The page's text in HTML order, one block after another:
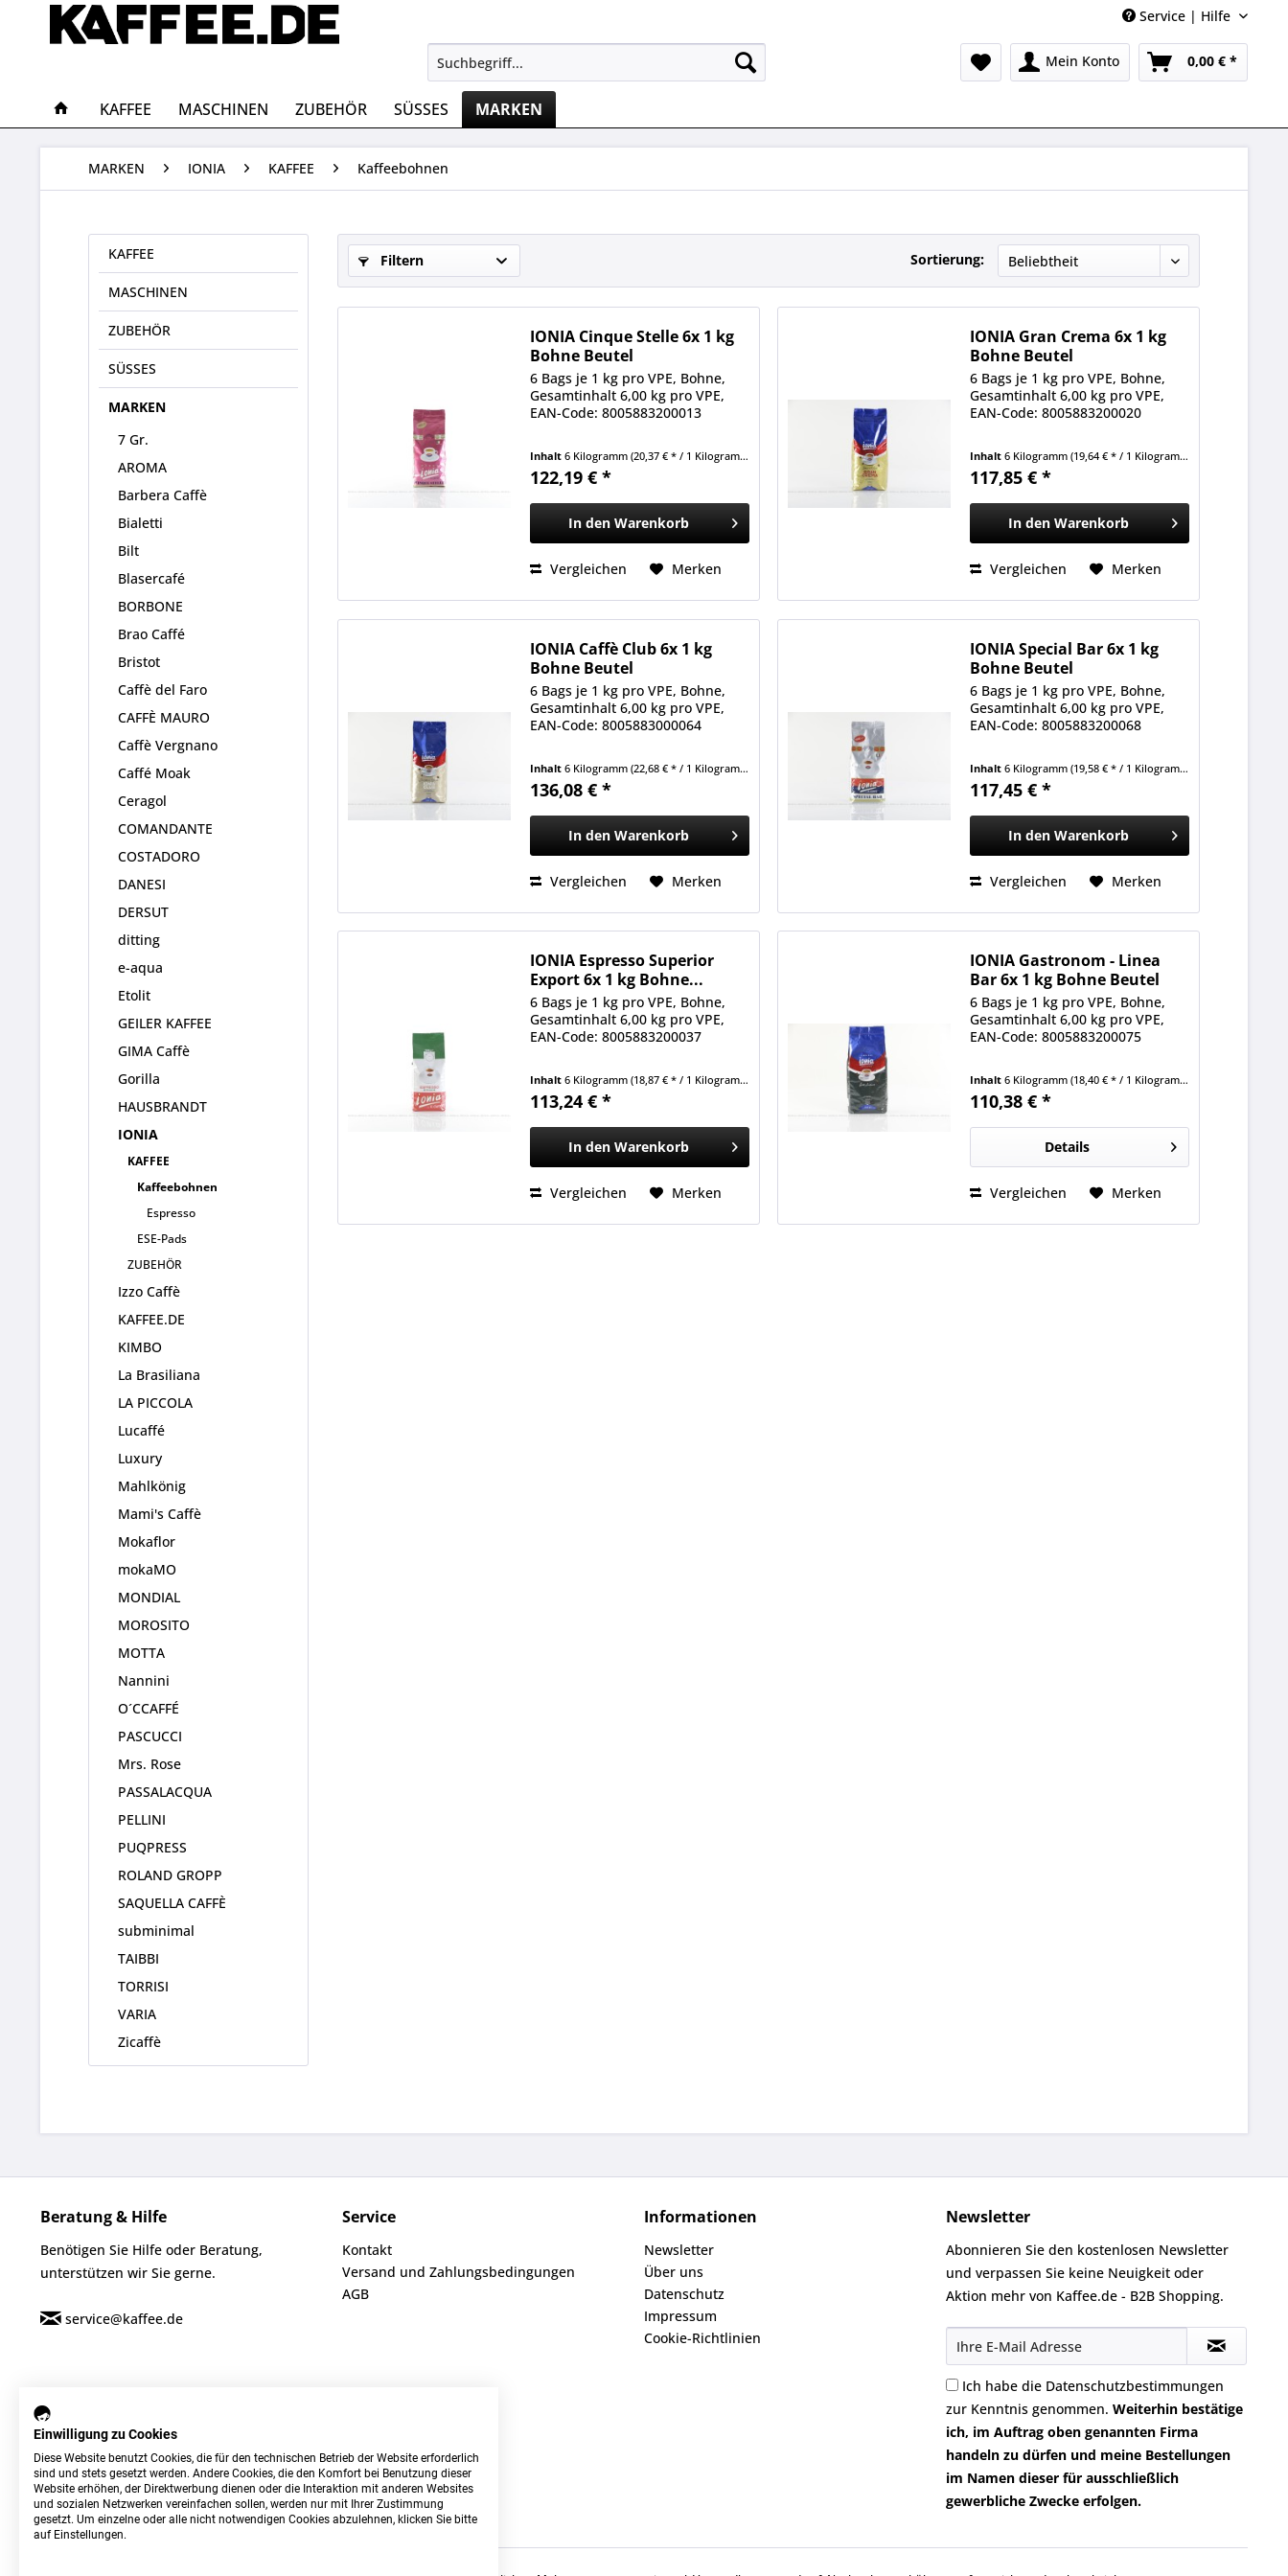
Service | Hilfe
Mein Konto 0,00 € *
KAFFEE MASCHINEN ZUBEHÖR SÜSSES MARKEN
MARKEN IONIA KAFFEE Kaffeebohnen
KAFFEE
MASCHINEN
ZUBEHÖR
SÜSSES
MARKEN
7 Gr.
AROMA
Barbera Caffè
Bialetti
Bilt
Blasercafé
BORBONE
Brao Caffé
Bristot
Caffè del Faro
CAFFÈ MAURO
Caffè Vergnano
Caffé Moak
Ceragol
COMANDANTE
COSTADORO
DANESI
DERSUT
ditting
e-aqua
Etolit
GEILER KAFFEE
GIMA Caffè
Gorilla
HAUSBRANDT
IONIA
KAFFEE
Kaffeebohnen
Espresso
ESE-Pads
ZUBEHÖR
Izzo Caffè
KAFFEE.DE
KIMBO
La Brasiliana
LA PICCOLA
Lucaffé
Luxury
Mahlkönig
Mami's Caffè
Mokaflor
mokaMO
MONDIAL
MOROSITO
MOTTA
Nannini
O´CCAFFÉ
PASCUCCI
Mrs. Rose
PASSALACQUA
PELLINI
PUQPRESS
ROLAND GROPP
SAQUELLA CAFFÈ
subminimal
TAIBBI
TORRISI
VARIA
Zicaffè
Filtern Sortierung:
IONIA Cinque Stelle 6x 1 kg
Bohne Beutel
6 Bags je 1 kg pro VPE, Bohne,
Gesamtinhalt 6,00 kg pro VPE,
EAN-Code: 8005883200013
Inhalt6 Kilogramm(20,37 € * / 1 Kilogramm)
122,19 € *
In den Warenkorb
Vergleichen Merken
IONIA Gran Crema 6x 1 kg
Bohne Beutel
6 Bags je 1 kg pro VPE, Bohne,
Gesamtinhalt 6,00 kg pro VPE,
EAN-Code: 8005883200020
Inhalt6 Kilogramm(19,64 € * / 1 Kilogramm)
117,85 € *
In den Warenkorb
Vergleichen Merken
IONIA Caffè Club 6x 1 kg
Bohne Beutel
6 Bags je 1 kg pro VPE, Bohne,
Gesamtinhalt 6,00 kg pro VPE,
EAN-Code: 8005883000064
Inhalt6 Kilogramm(22,68 € * / 1 Kilogramm)
136,08 € *
In den Warenkorb
Vergleichen Merken
IONIA Special Bar 6x 1 kg
Bohne Beutel
6 Bags je 1 kg pro VPE, Bohne,
Gesamtinhalt 6,00 kg pro VPE,
EAN-Code: 8005883200068
Inhalt6 Kilogramm(19,58 € * / 1 Kilogramm)
117,45 € *
In den Warenkorb
Vergleichen Merken
IONIA Espresso Superior
Export 6x 1 kg Bohne...
6 Bags je 1 kg pro VPE, Bohne,
Gesamtinhalt 6,00 kg pro VPE,
EAN-Code: 8005883200037
Inhalt6 Kilogramm(18,87 € * / 1 Kilogramm)
113,24 € *
In den Warenkorb
Vergleichen Merken
IONIA Gastronom - Linea
Bar 6x 1 kg Bohne Beutel
6 Bags je 1 kg pro VPE, Bohne,
Gesamtinhalt 6,00 kg pro VPE,
EAN-Code: 8005883200075
Inhalt6 Kilogramm(18,40 € * / 1 Kilogramm)
110,38 € *
Details
Vergleichen Merken
Beratung & Hilfe
Benötigen Sie Hilfe oder Beratung,
unterstützen wir Sie gerne.
service@kaffee.de
Service
Kontakt
Versand und Zahlungsbedingungen
AGB
Informationen
Newsletter
Über uns
Datenschutz
Impressum
Cookie-Richtlinien
Newsletter
Abonnieren Sie den kostenlosen Newsletter
und verpassen Sie keine Neuigkeit oder
Aktion mehr von Kaffee.de - B2B Shopping.
Ich habe die Datenschutzbestimmungen
zur Kenntnis genommen. Weiterhin bestätige
ich, im Auftrag oben genannten Firma
handeln zu dürfen und meine Bestellungen
im Namen dieser für ausschließlich
gewerbliche Zwecke erfolgen.
Einwilligung zu Cookies
Diese Website benutzt Cookies, die für den technischen Betrieb der Website erforderlich
sind und stets gesetzt werden. Andere Cookies, die den Komfort bei Benutzung dieser
Website erhöhen, der Direktwerbung dienen oder die Interaktion mit anderen Websites
und sozialen Netzwerken vereinfachen sollen, werden nur mit Ihrer Zustimmung
gesetzt. Um einzelne oder alle nicht notwendigen Cookies abzulehnen, klicken Sie bitte
auf Einstellungen.